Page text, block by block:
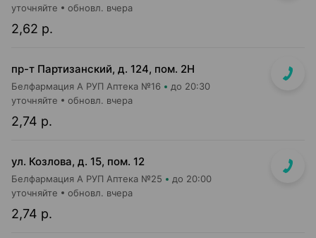
2,62 р.
уточняйте обновл. вчера
пр-т Партизанский, д. 124, пом. 2Н
Белфармация А РУП Аптека №16 до 20:30
2,74 р.
уточняйте обновл. вчера
ул. Козлова, д. 15, пом. 12
Белфармация А РУП Аптека №25 до 20:00
2,74 р.
уточняйте обновл. вчера